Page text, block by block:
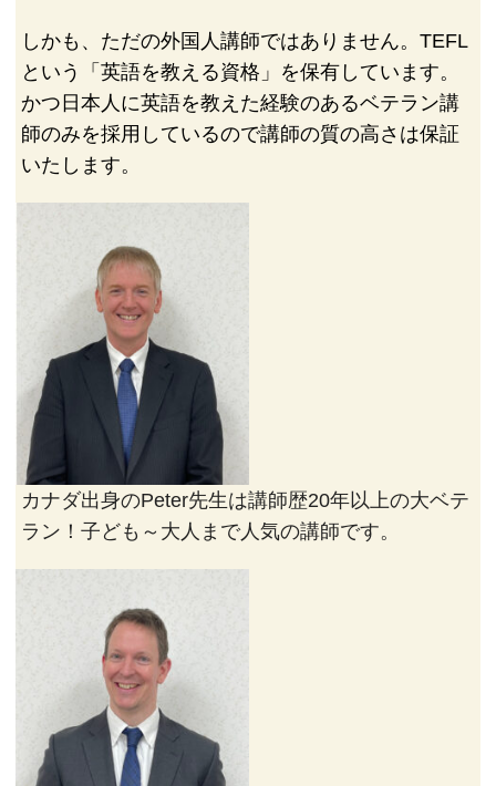
しかも、ただの外国人講師ではありません。TEFL
という「英語を教える資格」を保有しています。
かつ日本人に英語を教えた経験のあるベテラン講
師のみを採用しているので講師の質の高さは保証
いたします。
カナダ出身のPeter先生は講師歴20年以上の大ベテ
ラン！子ども～大人まで人気の講師です。